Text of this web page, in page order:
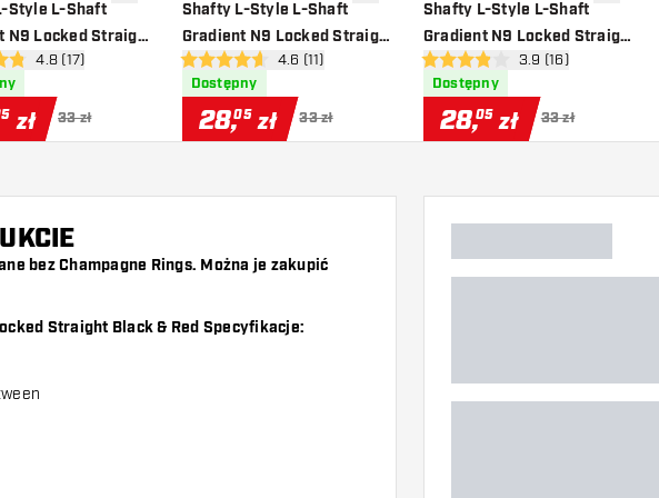
Style L-Shaft
N9 Locked Straight
otwórz panel recenzji
oceny
4.8 (17)
zł 33 zł
Shafty L-Style L-Shaft
Gradient N9 Locked Straight
Black & Orangeotwórz panel recenzji
4.6 gwiazdki oceny
4.6 (11)
Dostępny
28,05 zł 33 zł
Shafty L-Style L-Shaft
Gradient N9 Locked Straight
Black & Greenotwórz panel
3.9 gwiazdki oceny
3.9 (16)
Dostępny
28,05 zł 33 zł
bez Champagne Rings. Można je zakupić
Straight Black & Red Specyfikacje: